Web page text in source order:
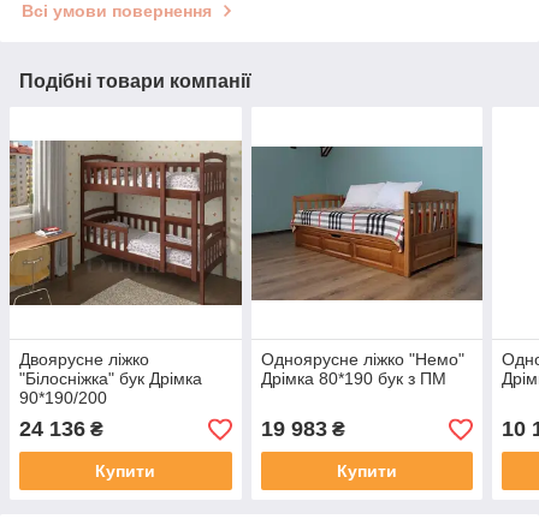
Всі умови повернення
Подібні товари компанії
Двоярусне ліжко
"Білосніжка" бук Дрімка
90*190/200
24 136 ₴
Купити
Одноярусне ліжко "Немо"
Дрімка 80*190 бук з ПМ
19 983₴
Купити
10